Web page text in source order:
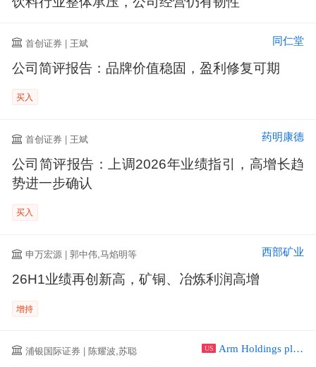
首创证券 | 王斌 同仁堂
公司简评报告：品牌价值稳固，盈利修复可期
买入
首创证券 | 王斌 药明康德
公司简评报告：上调2026年业绩指引，高增长趋
势进一步确认
买入
申万宏源 | 郭中伟,马焰明等 西部矿业
26H1业绩再创新高，矿铜、冶炼利润高增
增持
浦银国际证券 | 陈耀波,苏聪 US Arm Holdings plc ADR